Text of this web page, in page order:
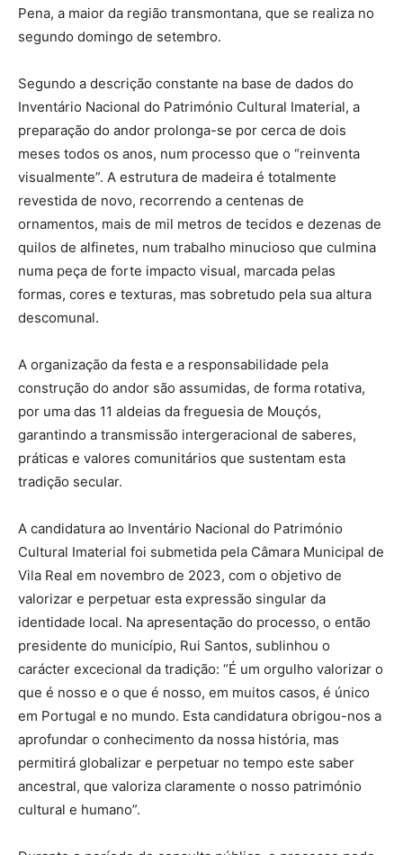
Pena, a maior da região transmontana, que se realiza no
segundo domingo de setembro.
Segundo a descrição constante na base de dados do
Inventário Nacional do Património Cultural Imaterial, a
preparação do andor prolonga-se por cerca de dois
meses todos os anos, num processo que o “reinventa
visualmente”. A estrutura de madeira é totalmente
revestida de novo, recorrendo a centenas de
ornamentos, mais de mil metros de tecidos e dezenas de
quilos de alfinetes, num trabalho minucioso que culmina
numa peça de forte impacto visual, marcada pelas
formas, cores e texturas, mas sobretudo pela sua altura
descomunal.
A organização da festa e a responsabilidade pela
construção do andor são assumidas, de forma rotativa,
por uma das 11 aldeias da freguesia de Mouçós,
garantindo a transmissão intergeracional de saberes,
práticas e valores comunitários que sustentam esta
tradição secular.
A candidatura ao Inventário Nacional do Património
Cultural Imaterial foi submetida pela Câmara Municipal de
Vila Real em novembro de 2023, com o objetivo de
valorizar e perpetuar esta expressão singular da
identidade local. Na apresentação do processo, o então
presidente do município, Rui Santos, sublinhou o
carácter excecional da tradição: “É um orgulho valorizar o
que é nosso e o que é nosso, em muitos casos, é único
em Portugal e no mundo. Esta candidatura obrigou-nos a
aprofundar o conhecimento da nossa história, mas
permitirá globalizar e perpetuar no tempo este saber
ancestral, que valoriza claramente o nosso património
cultural e humano”.